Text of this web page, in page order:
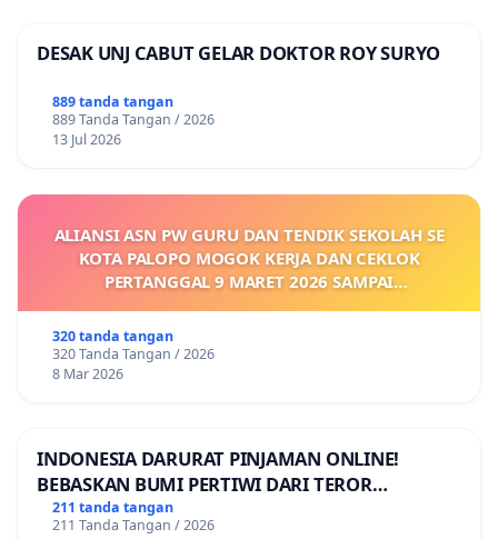
DESAK UNJ CABUT GELAR DOKTOR ROY SURYO
889 tanda tangan
889 Tanda Tangan / 2026
13 Jul 2026
ALIANSI ASN PW GURU DAN TENDIK SEKOLAH SE
KOTA PALOPO MOGOK KERJA DAN CEKLOK
PERTANGGAL 9 MARET 2026 SAMPAI
KEJELASAN SUMBER GAJI POKOK
320 tanda tangan
320 Tanda Tangan / 2026
8 Mar 2026
INDONESIA DARURAT PINJAMAN ONLINE!
BEBASKAN BUMI PERTIWI DARI TEROR
PINJAMAN ONLINE! TUTUP PINJOL!
211 tanda tangan
211 Tanda Tangan / 2026